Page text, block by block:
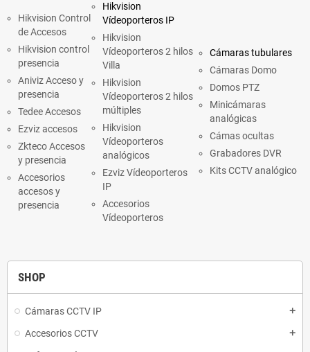
SHOP
Cámaras CCTV IP add
Accesorios CCTV add
Hikvision Control
de Accesos
Hikvision control
presencia
Aniviz Acceso y
presencia
Tedee Accesos
Ezviz accesos
Zkteco Accesos
y presencia
Accesorios
accesos y
presencia
Hikvision
Vídeoporteros IP
Hikvision
Vídeoporteros 2 hilos
Villa
Hikvision
Vídeoporteros 2 hilos
múltiples
Hikvision
Vídeoporteros
analógicos
Ezviz Vídeoporteros
IP
Accesorios
Vídeoporteros
Cámaras tubulares
Cámaras Domo
Domos PTZ
Minicámaras
analógicas
Cámas ocultas
Grabadores DVR
Kits CCTV analógico